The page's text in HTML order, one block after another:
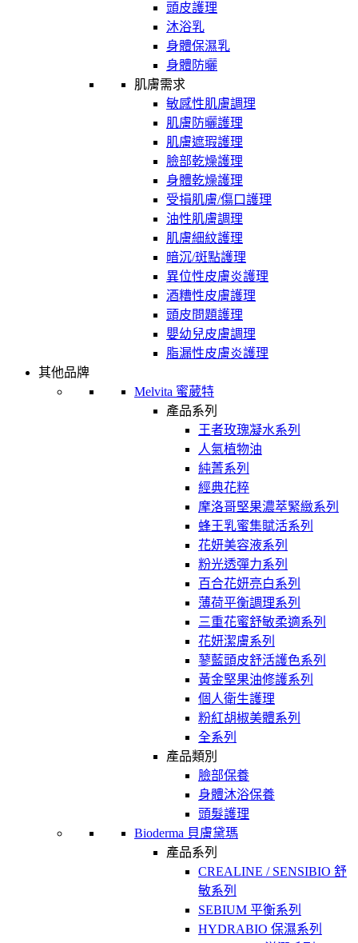
頭皮護理
沐浴乳
身體保濕乳
身體防曬
肌膚需求
敏感性肌膚調理
肌膚防曬護理
肌膚遮瑕護理
臉部乾燥護理
身體乾燥護理
受損肌膚/傷口護理
油性肌膚調理
肌膚細紋護理
暗沉/斑點護理
異位性皮膚炎護理
酒糟性皮膚護理
頭皮問題護理
嬰幼兒皮膚調理
脂漏性皮膚炎護理
其他品牌
Melvita 蜜葳特
產品系列
王者玫瑰凝水系列
人氣植物油
純菁系列
經典花粹
摩洛哥堅果濃萃緊緻系列
蜂王乳蜜集賦活系列
花妍美容液系列
粉光透彈力系列
百合花妍亮白系列
薄荷平衡調理系列
三重花蜜舒敏柔適系列
花妍潔膚系列
蓼藍頭皮舒活護色系列
黃金堅果油修護系列
個人衛生護理
粉紅胡椒美體系列
全系列
產品類別
臉部保養
身體沐浴保養
頭髮護理
Bioderma 貝膚黛瑪
產品系列
CREALINE / SENSIBIO 舒
敏系列
SEBIUM 平衡系列
HYDRABIO 保濕系列